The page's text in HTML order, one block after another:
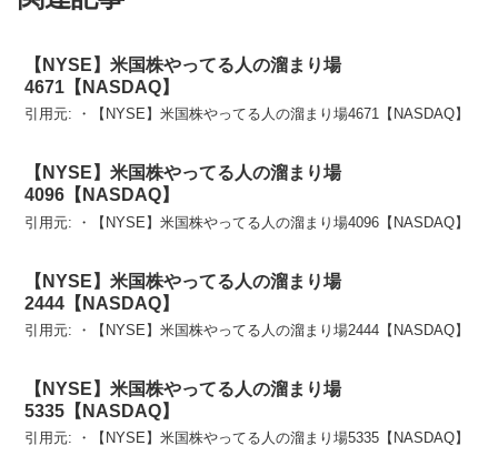
【NYSE】米国株やってる人の溜まり場
4671【NASDAQ】
引用元: ・【NYSE】米国株やってる人の溜まり場4671【NASDAQ】
【NYSE】米国株やってる人の溜まり場
4096【NASDAQ】
引用元: ・【NYSE】米国株やってる人の溜まり場4096【NASDAQ】
【NYSE】米国株やってる人の溜まり場
2444【NASDAQ】
引用元: ・【NYSE】米国株やってる人の溜まり場2444【NASDAQ】
【NYSE】米国株やってる人の溜まり場
5335【NASDAQ】
引用元: ・【NYSE】米国株やってる人の溜まり場5335【NASDAQ】